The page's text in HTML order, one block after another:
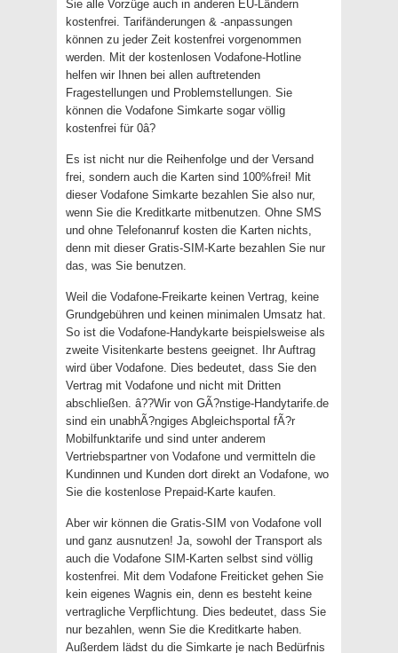
Sie alle Vorzüge auch in anderen EU-Ländern
kostenfrei. Tarifänderungen & -anpassungen
können zu jeder Zeit kostenfrei vorgenommen
werden. Mit der kostenlosen Vodafone-Hotline
helfen wir Ihnen bei allen auftretenden
Fragestellungen und Problemstellungen. Sie
können die Vodafone Simkarte sogar völlig
kostenfrei für 0â?
Es ist nicht nur die Reihenfolge und der Versand
frei, sondern auch die Karten sind 100%frei! Mit
dieser Vodafone Simkarte bezahlen Sie also nur,
wenn Sie die Kreditkarte mitbenutzen. Ohne SMS
und ohne Telefonanruf kosten die Karten nichts,
denn mit dieser Gratis-SIM-Karte bezahlen Sie nur
das, was Sie benutzen.
Weil die Vodafone-Freikarte keinen Vertrag, keine
Grundgebühren und keinen minimalen Umsatz hat.
So ist die Vodafone-Handykarte beispielsweise als
zweite Visitenkarte bestens geeignet. Ihr Auftrag
wird über Vodafone. Dies bedeutet, dass Sie den
Vertrag mit Vodafone und nicht mit Dritten
abschließen. â??Wir von GÃ?nstige-Handytarife.de
sind ein unabhÃ?ngiges Abgleichsportal fÃ?r
Mobilfunktarife und sind unter anderem
Vertriebspartner von Vodafone und vermitteln die
Kundinnen und Kunden dort direkt an Vodafone, wo
Sie die kostenlose Prepaid-Karte kaufen.
Aber wir können die Gratis-SIM von Vodafone voll
und ganz ausnutzen! Ja, sowohl der Transport als
auch die Vodafone SIM-Karten selbst sind völlig
kostenfrei. Mit dem Vodafone Freiticket gehen Sie
kein eigenes Wagnis ein, denn es besteht keine
vertragliche Verpflichtung. Dies bedeutet, dass Sie
nur bezahlen, wenn Sie die Kreditkarte haben.
Außerdem lädst du die Simkarte je nach Bedürfnis